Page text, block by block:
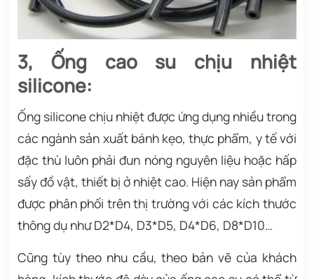
3, Ống cao su chịu nhiệt
silicone:
Ống silicone chịu nhiệt được ứng dụng nhiều trong
các ngành sản xuất bánh kẹo, thực phẩm, y tế với
đặc thù luôn phải đun nóng nguyên liệu hoặc hấp
sấy đồ vật, thiết bị ở nhiệt cao. Hiện nay sản phẩm
được phân phối trên thị trường với các kích thước
thông dụ như D2*D4, D3*D5, D4*D6, D8*D10…
Cũng tùy theo nhu cầu, theo bản vẽ của khách